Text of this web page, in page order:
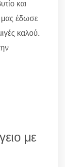
και
μας έδωσε
καλού.
με